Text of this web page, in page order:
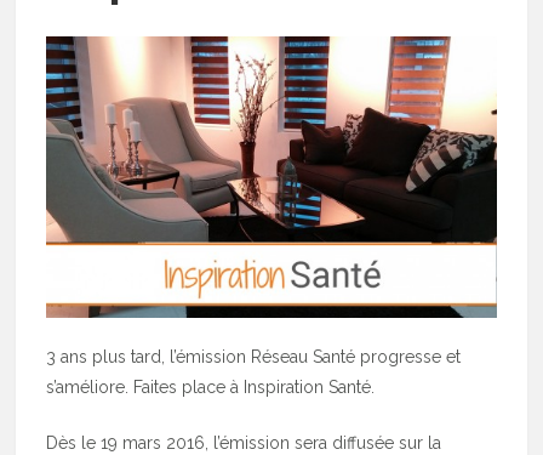
3 ans plus tard, l’émission Réseau Santé progresse et
s’améliore. Faites place à Inspiration Santé.
Dès le 19 mars 2016, l’émission sera diffusée sur la